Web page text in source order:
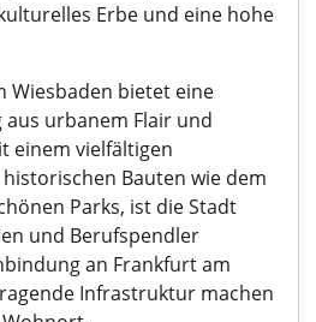
Erbe und eine hohe
Wiesbaden bietet eine
urbanem Flair und
einem vielfältigen
Bauten wie dem
Parks, ist die Stadt
und Berufspendler
an Frankfurt am
Infrastruktur machen